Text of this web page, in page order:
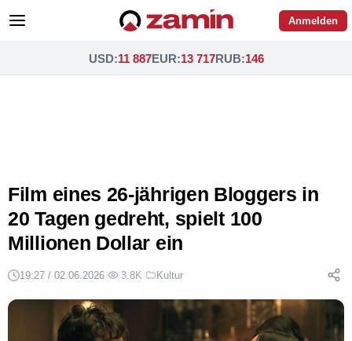
Anmelden
USD:11 887EUR:13 717RUB:146
Film eines 26-jährigen Bloggers in
20 Tagen gedreht, spielt 100
Millionen Dollar ein
19:27 / 02.06.2026· 3.8K· Kultur